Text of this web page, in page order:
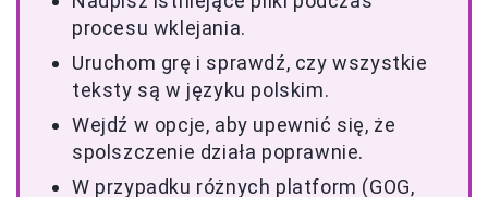
procesu wklejania.
Uruchom grę i sprawdź, czy wszystkie
teksty są w języku polskim.
Wejdź w opcje, aby upewnić się, że
spolszczenie działa poprawnie.
W przypadku różnych platform (GOG,